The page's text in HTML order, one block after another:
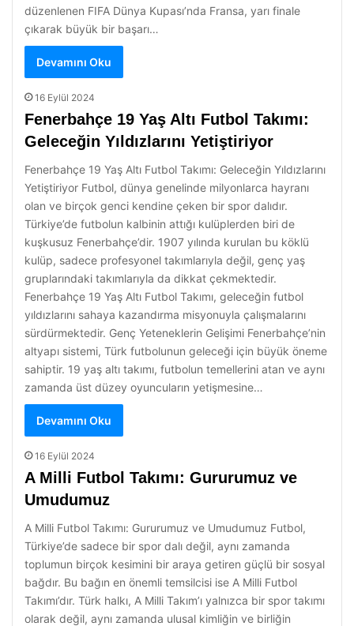
düzenlenen FIFA Dünya Kupası’nda Fransa, yarı finale
çıkarak büyük bir başarı…
Devamını Oku
16 Eylül 2024
Fenerbahçe 19 Yaş Altı Futbol Takımı:
Geleceğin Yıldızlarını Yetiştiriyor
Fenerbahçe 19 Yaş Altı Futbol Takımı: Geleceğin Yıldızlarını
Yetiştiriyor Futbol, dünya genelinde milyonlarca hayranı
olan ve birçok genci kendine çeken bir spor dalıdır.
Türkiye’de futbolun kalbinin attığı kulüplerden biri de
kuşkusuz Fenerbahçe’dir. 1907 yılında kurulan bu köklü
kulüp, sadece profesyonel takımlarıyla değil, genç yaş
gruplarındaki takımlarıyla da dikkat çekmektedir.
Fenerbahçe 19 Yaş Altı Futbol Takımı, geleceğin futbol
yıldızlarını sahaya kazandırma misyonuyla çalışmalarını
sürdürmektedir. Genç Yeteneklerin Gelişimi Fenerbahçe’nin
altyapı sistemi, Türk futbolunun geleceği için büyük öneme
sahiptir. 19 yaş altı takımı, futbolun temellerini atan ve aynı
zamanda üst düzey oyuncuların yetişmesine…
Devamını Oku
16 Eylül 2024
A Milli Futbol Takımı: Gururumuz ve
Umudumuz
A Milli Futbol Takımı: Gururumuz ve Umudumuz Futbol,
Türkiye’de sadece bir spor dalı değil, aynı zamanda
toplumun birçok kesimini bir araya getiren güçlü bir sosyal
bağdır. Bu bağın en önemli temsilcisi ise A Milli Futbol
Takımı’dır. Türk halkı, A Milli Takım’ı yalnızca bir spor takımı
olarak değil, aynı zamanda ulusal kimliğin ve birliğin